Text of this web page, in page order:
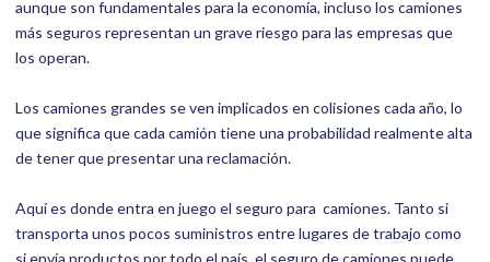
aunque son fundamentales para la economía, incluso los camiones
más seguros representan un grave riesgo para las empresas que
los operan.
Los camiones grandes se ven implicados en colisiones cada año, lo
que significa que cada camión tiene una probabilidad realmente alta
de tener que presentar una reclamación.
Aquí es donde entra en juego el seguro para camiones. Tanto si
transporta unos pocos suministros entre lugares de trabajo como